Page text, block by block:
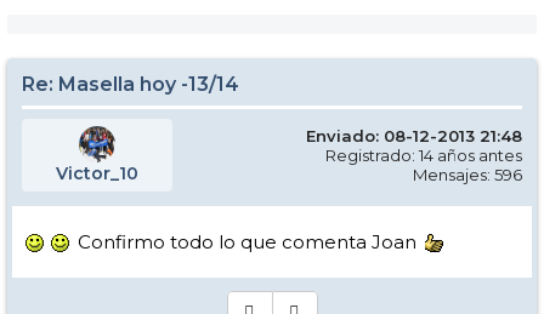
Re: Masella hoy -13/14
Victor_10
Enviado: 08-12-2013 21:48
Registrado: 14 años antes
Mensajes: 596
Confirmo todo lo que comenta Joan